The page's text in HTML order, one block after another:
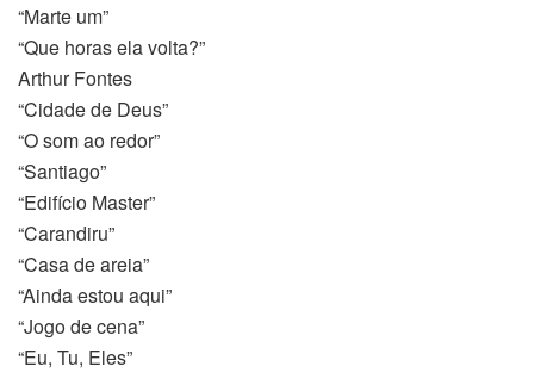
“Marte um”
“Que horas ela volta?”
Arthur Fontes
“Cidade de Deus”
“O som ao redor”
“Santiago”
“Edifício Master”
“Carandiru”
“Casa de areia”
“Ainda estou aqui”
“Jogo de cena”
“Eu, Tu, Eles”